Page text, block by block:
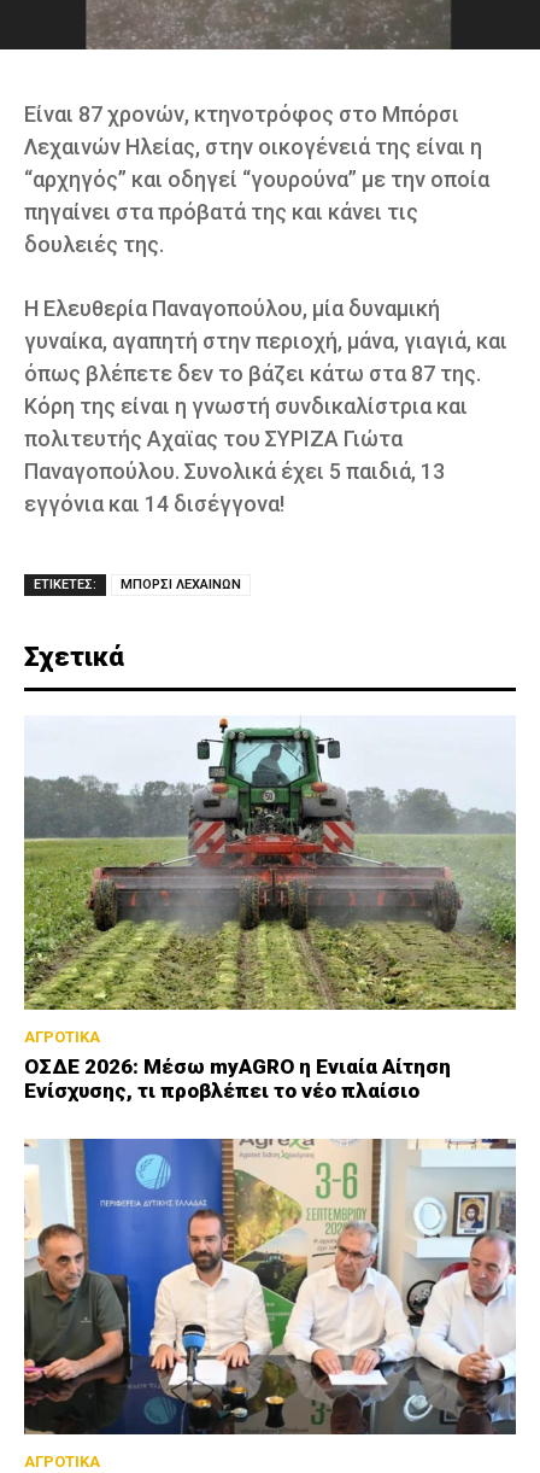
Είναι 87 χρονών, κτηνοτρόφος στο Μπόρσι
Λεχαινών Ηλείας, στην οικογένειά της είναι η
“αρχηγός” και οδηγεί “γουρούνα” με την οποία
πηγαίνει στα πρόβατά της και κάνει τις
δουλειές της.
Η Ελευθερία Παναγοπούλου, μία δυναμική
γυναίκα, αγαπητή στην περιοχή, μάνα, γιαγιά, και
όπως βλέπετε δεν το βάζει κάτω στα 87 της.
Κόρη της είναι η γνωστή συνδικαλίστρια και
πολιτευτής Αχαϊας του ΣΥΡΙΖΑ Γιώτα
Παναγοπούλου. Συνολικά έχει 5 παιδιά, 13
εγγόνια και 14 δισέγγονα!
ΕΤΙΚΕΤΕΣ: ΜΠΟΡΣΙ ΛΕΧΑΙΝΩΝ
Σχετικά
ΑΓΡΟΤΙΚΑ
ΟΣΔΕ 2026: Μέσω myAGRO η Ενιαία Αίτηση
Ενίσχυσης, τι προβλέπει το νέο πλαίσιο
ΑΓΡΟΤΙΚΑ